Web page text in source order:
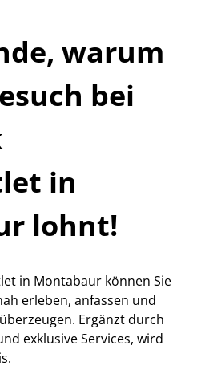
warum
bei
in
lohnt!
in Montabaur können Sie
erleben, anfassen und
Ergänzt durch
exklusive Services, wird